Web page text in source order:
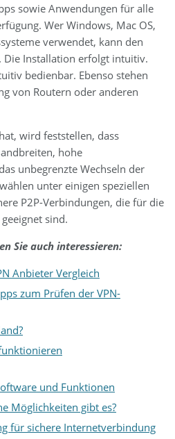
sowie Anwendungen für alle
Wer Windows, Mac OS,
verwendet, kann den
Die Installation erfolgt intuitiv.
bedienbar. Ebenso stehen
von Routern oder anderen
wird feststellen, dass
hohe
unbegrenzte Wechseln der
unter einigen speziellen
P2P-Verbindungen, die für die
sind.
Sie auch interessieren:
Anbieter Vergleich
zum Prüfen der VPN-
und Funktionen
Möglichkeiten gibt es?
für sichere Internetverbindung